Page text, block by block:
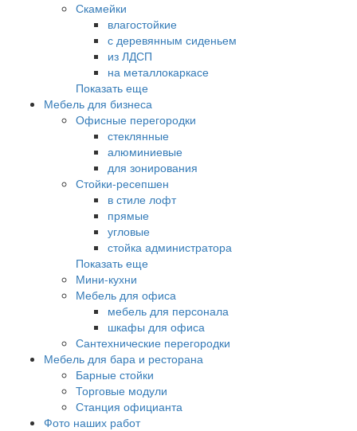
Скамейки
влагостойкие
с деревянным сиденьем
из ЛДСП
на металлокаркасе
Показать еще
Мебель для бизнеса
Офисные перегородки
стеклянные
алюминиевые
для зонирования
Стойки-ресепшен
в стиле лофт
прямые
угловые
стойка администратора
Показать еще
Мини-кухни
Мебель для офиса
мебель для персонала
шкафы для офиса
Сантехнические перегородки
Мебель для бара и ресторана
Барные стойки
Торговые модули
Станция официанта
Фото наших работ